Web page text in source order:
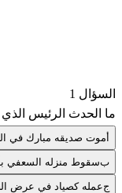
السؤال 1
ما الحدث الرئيس
أموت صديقه مبارك في
بسقوط منزله السعفي
جعمله كصياد في عرض